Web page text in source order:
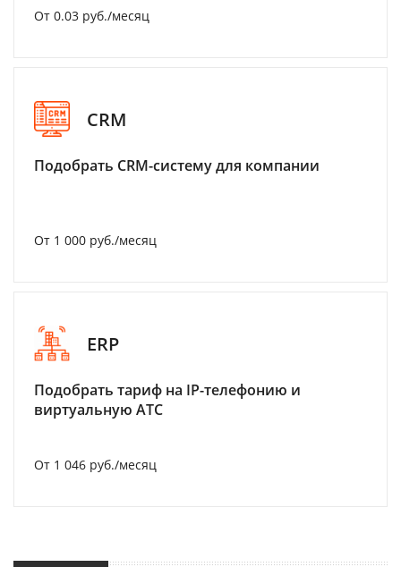
От 0.03 руб./месяц
CRM
Подобрать CRM-систему для компании
От 1 000 руб./месяц
ERP
Подобрать тариф на IP-телефонию и
виртуальную АТС
От 1 046 руб./месяц